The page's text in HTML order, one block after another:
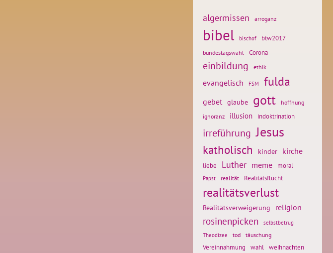
algermissen arroganz
bibel bischof btw2017
bundestagswahl Corona
einbildung ethik
evangelisch FSM fulda
gebet glaube gott
hoffnung
ignoranz
illusion indoktrination
irreführung Jesus
katholisch kinder kirche
liebe Luther meme moral
Papst realität Realitätsflucht
realitätsverlust
Realitätsverweigerung religion
rosinenpicken
selbstbetrug
Theodizee
tod täuschung
Vereinnahmung wahl weihnachten